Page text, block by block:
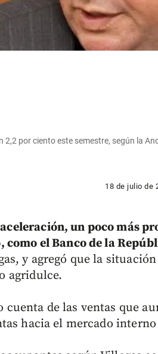
por ciento este semestre, según la
18 de julio de
un poco más
el Banco de la
y agregó que la
agridulce.
de las ventas que
hacia el mercado